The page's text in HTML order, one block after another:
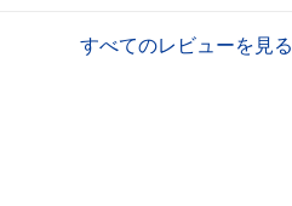
すべてのレビューを見る